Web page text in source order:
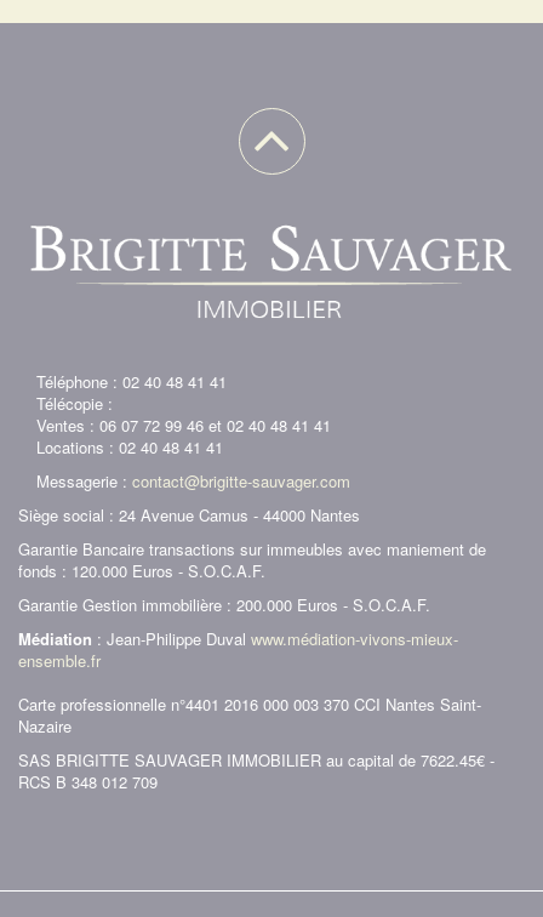
Téléphone : 02 40 48 41 41
Télécopie :
Ventes : 06 07 72 99 46 et 02 40 48 41 41
Locations : 02 40 48 41 41
Messagerie : contact@brigitte-sauvager.com
Siège social : 24 Avenue Camus - 44000 Nantes
Garantie Bancaire transactions sur immeubles avec maniement de
fonds : 120.000 Euros - S.O.C.A.F.
Garantie Gestion immobilière : 200.000 Euros - S.O.C.A.F.
Médiation : Jean-Philippe Duval www.médiation-vivons-mieux-
ensemble.fr
Carte professionnelle n°4401 2016 000 003 370 CCI Nantes Saint-
Nazaire
SAS BRIGITTE SAUVAGER IMMOBILIER au capital de 7622.45€ -
RCS B 348 012 709